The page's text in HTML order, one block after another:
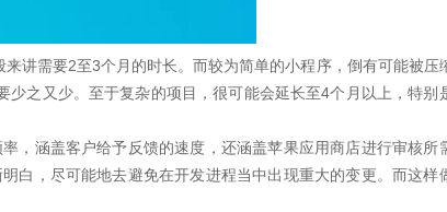
讲需要2至3个月的时长。而较为简单的小程序，倒有可能被压
之又少。至于复杂的项目，很可能会延长至4个月以上，特别
，涵盖客户给予反馈的速度，还涵盖苹果应用商店进行审核所
白，尽可能地去避免在开发进程当中出现重大的变更。而这样